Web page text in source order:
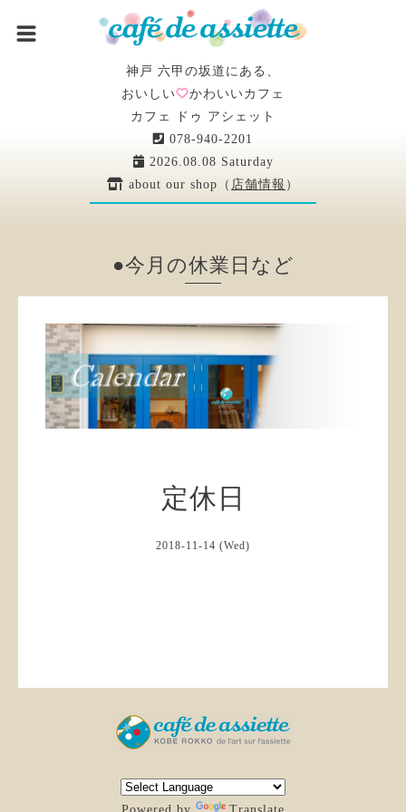
神戸 六甲の坂道にある、
おいしい
かわいいカフェ
カフェ ドゥ アシェット
078-940-2201
2026.08.08 Saturday
about our shop（ 店舗情報 ）
●今月の休業日など
定休日
2018-11-14 (Wed)